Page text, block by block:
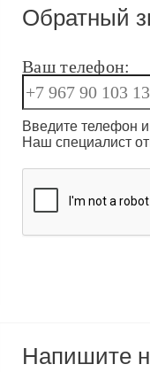
Обратный
Ваш телефон:
Введите телефон
Наш специалист
Напишите